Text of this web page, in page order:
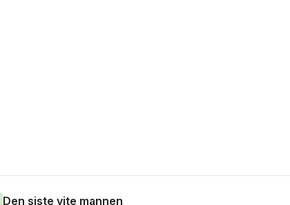
Den siste vite mannen